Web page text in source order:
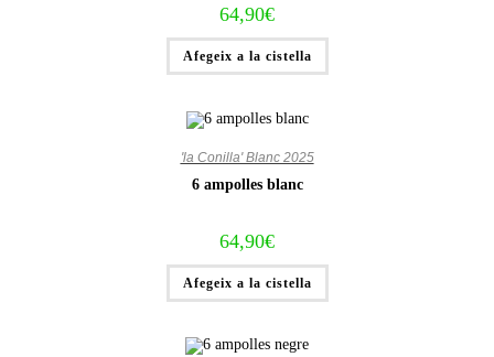
64,90€
Afegeix a la cistella
'la Conilla' Blanc 2025
6 ampolles blanc
64,90€
Afegeix a la cistella